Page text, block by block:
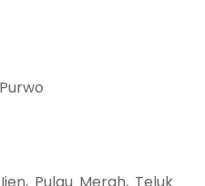
Pulau Merah, Teluk